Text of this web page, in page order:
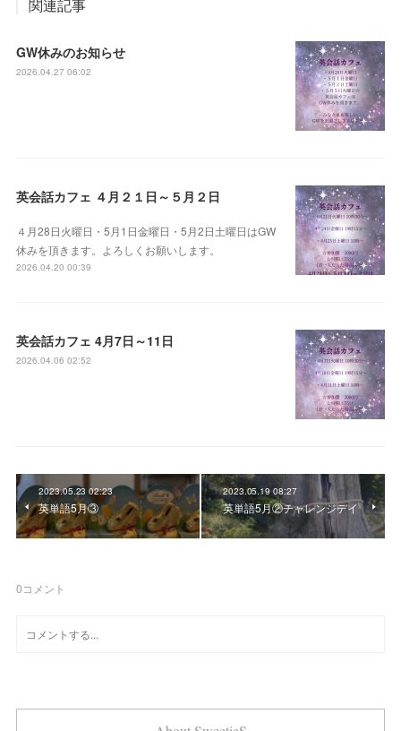
関連記事
GW休みのお知らせ
2026.04.27 06:02
英会話カフェ ４月２１日～５月２日
４月28日火曜日・5月1日金曜日・5月2日土曜日はGW
休みを頂きます。よろしくお願いします。
2026.04.20 00:39
英会話カフェ 4月7日～11日
2026.04.06 02:52
2023.05.23 02:23
英単語5月③
2023.05.19 08:27
英単語5月②チャレンジデイ
0コメント